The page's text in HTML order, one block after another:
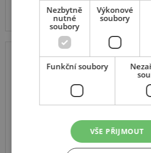
Dostupnost na dotaz
Dostupnost vám sdělí naši
RONAL
8 17 5x112 ET
Nezbytně
nutné
soubory
Výkonové
soubory
Funkční soubory
VŠE PŘIJMOUT